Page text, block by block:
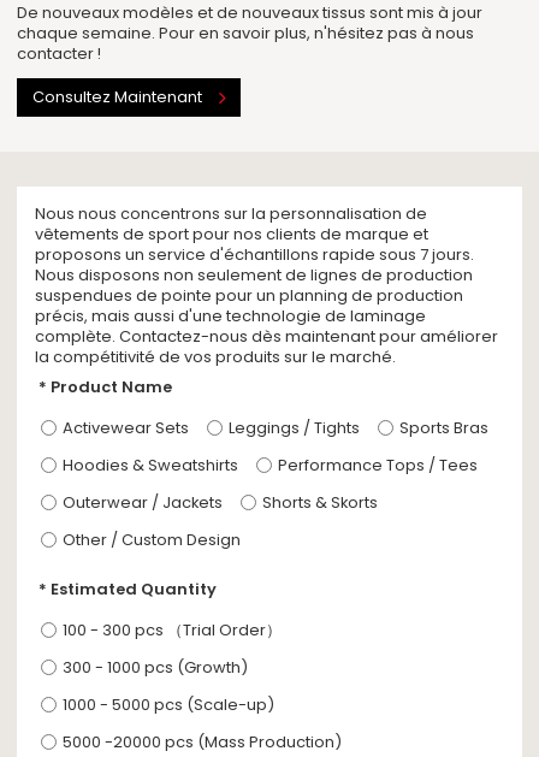
De nouveaux modèles et de nouveaux tissus sont mis à jour
chaque semaine. Pour en savoir plus, n'hésitez pas à nous
contacter !
Consultez Maintenant
Nous nous concentrons sur la personnalisation de
vêtements de sport pour nos clients de marque et
proposons un service d'échantillons rapide sous 7 jours.
Nous disposons non seulement de lignes de production
suspendues de pointe pour un planning de production
précis, mais aussi d'une technologie de laminage
complète. Contactez-nous dès maintenant pour améliorer
la compétitivité de vos produits sur le marché.
Product Name
Activewear Sets
Leggings / Tights
Sports Bras
Hoodies & Sweatshirts
Performance Tops / Tees
Outerwear / Jackets
Shorts & Skorts
Other / Custom Design
Estimated Quantity
100 - 300 pcs （Trial Order）
300 - 1000 pcs (Growth)
1000 - 5000 pcs (Scale-up)
5000 -20000 pcs (Mass Production)